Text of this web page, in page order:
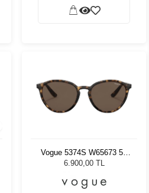
Vogue 5374S W65673 55
Kadın Güneş Gözlüğü
6.900,00 TL